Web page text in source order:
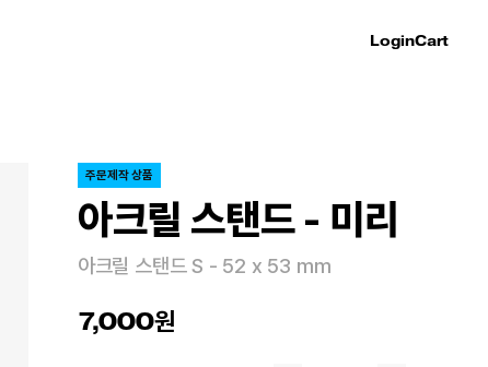
주문제작 상품
아크릴 스탠드 - 미리
아크릴 스탠드 S - 52 x 53 mm
7,000
LoginCart